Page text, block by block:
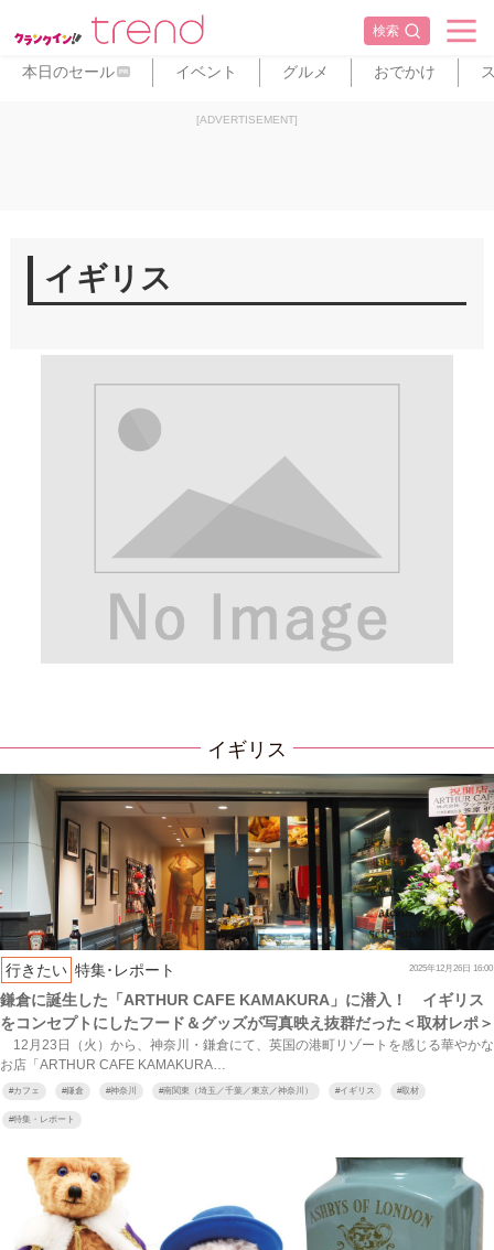
検索
本日のセール PR イベント グルメ おでかけ
[ADVERTISEMENT]
イギリス
イギリス
行きたい 特集･レポート 2025年12月26日 16:00
鎌倉に誕生した「ARTHUR CAFE KAMAKURA」に潜入！ イギリス
をコンセプトにしたフード＆グッズが写真映え抜群だった＜取材レポ＞
12月23日（火）から、神奈川・鎌倉にて、英国の港町リゾートを感じる華やかな
お店「ARTHUR CAFE KAMAKURA…
#カフェ #鎌倉 #神奈川 #南関東（埼玉／千葉／東京／神奈川） #イギリス #取材
#特集・レポート